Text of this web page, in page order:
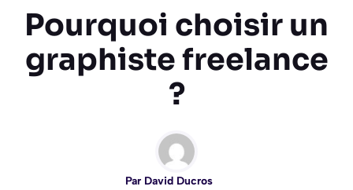
Pourquoi choisir un
graphiste freelance
?
Par David Ducros